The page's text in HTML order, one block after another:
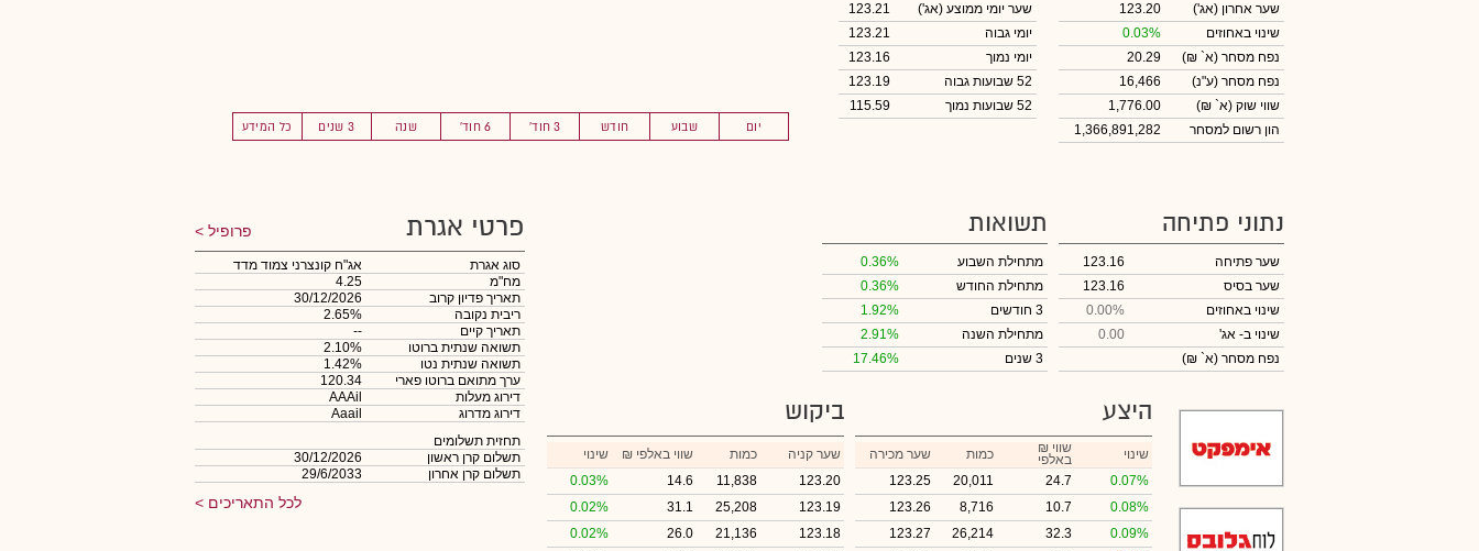
יום שבוע חודש 3 חוד' 6 חוד' שנה 3 שנים כל המידע
שער אחרון (אג')
123.20
שינוי באחוזים
0.03%
נפח מסחר (א` ₪)
20.29
נפח מסחר (ע"נ)
16,466
שווי שוק (א` ₪)
1,776.00
הון רשום למסחר
1,366,891,282
שער יומי ממוצע (אג')
123.21
יומי גבוה
123.21
יומי נמוך
123.16
52 שבועות גבוה
123.19
52 שבועות נמוך
115.59
נתוני פתיחה
שער פתיחה
123.16
שער בסיס
123.16
שינוי באחוזים
0.00%
שינוי ב- אג'
0.00
נפח מסחר (א` ₪)
תשואות
מתחילת השבוע
0.36%
מתחילת החודש
0.36%
3 חודשים
1.92%
מתחילת השנה
2.91%
3 שנים
17.46%
היצע
שינוי ₪ שווי
באלפי כמות
שער מכירה
0.07%
24.7
20,011
123.25
0.08%
10.7
8,716
123.26
0.09%
32.3
26,214
123.27
ביקוש
שער קניה כמות ₪ שווי באלפי
שינוי
123.20
11,838
14.6
0.03%
123.19
25,208
31.1
0.02%
123.18
21,136
26.0
0.02%
פרטי אגרת פרופיל
סוג אגרת
אג"ח קונצרני צמוד מדד
מח"מ
4.25
תאריך פדיון קרוב
30/12/2026
ריבית נקובה
2.65%
תאריך קיים
--
תשואה שנתית ברוטו
2.10%
תשואה שנתית נטו
1.42%
ערך מתואם ברוטו פארי
120.34
דירוג מעלות
AAAil
דירוג מדרוג
Aaail
תחזית תשלומים
תשלום קרן ראשון
30/12/2026
תשלום קרן אחרון
29/6/2033
לכל התאריכים